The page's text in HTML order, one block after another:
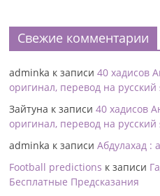
Свежие комментарии
adminka к записи40 хадисов
оригинал, перевод на
Зайтуна к записи40 хадисов
оригинал, перевод на
adminka к записиАбдулахад :
Football predictions к записи
Бесплатные Предсказания